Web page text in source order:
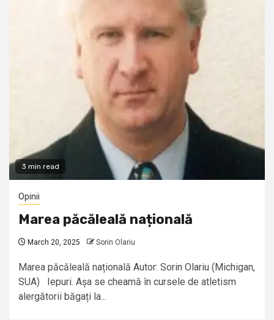
3 min read
Opinii
Marea păcăleală națională
March 20, 2025 Sorin Olariu
Marea păcăleală națională Autor: Sorin Olariu (Michigan,
SUA) Iepuri. Așa se cheamă în cursele de atletism
alergătorii băgați la...